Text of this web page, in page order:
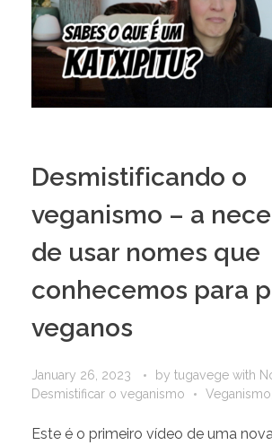
Desmistificando o
veganismo – a
de usar nomes que
conhecemos para
veganos
January 26, 2023 by tugavege with
Desmistificar o veganismo
Este é o primeiro vídeo de uma